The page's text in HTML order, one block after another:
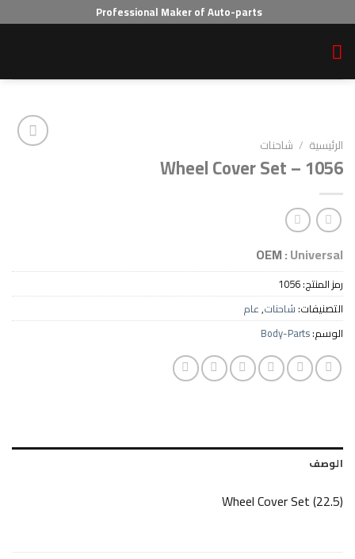
Professional Maker of Auto-parts
شاحنات
Wheel Cover
OEM :
,عام
Body-
Wheel